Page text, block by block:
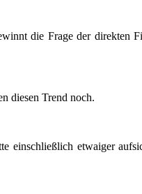
die Frage der direkten
diesen Trend noch.
einschließlich etwaiger